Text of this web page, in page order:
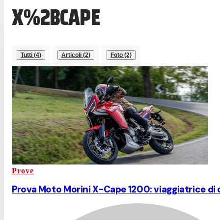
X%2BCAPE
Tutti (4) Articoli (2) Foto (2)
Prove
Prova Moto Morini X-Cape 1200: viaggiatrice